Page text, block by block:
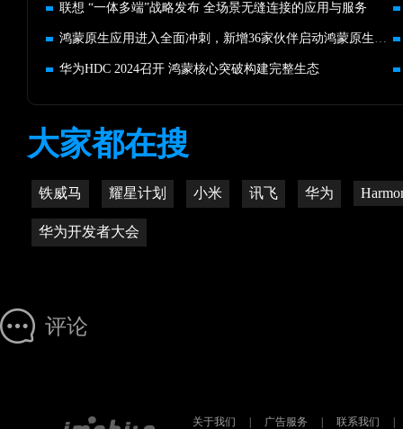
联想 “一体多端”战略发布 全场景无缝连接的应用与服务
鸿蒙原生应用进入全面冲刺，新增36家伙伴启动鸿蒙原生应用开发
华为HDC 2024召开 鸿蒙核心突破构建完整生态
大家都在搜
铁威马 耀星计划 小米 讯飞 华为
华为开发者大会
评论
关于我们 广告服务 联系我们